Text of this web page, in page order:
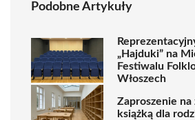
Podobne Artykuły
„Hajduki” na
Festiwalu
Włoszech
Zaproszenie na
książką dla